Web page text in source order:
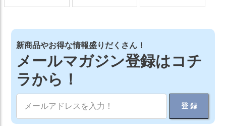
新商品やお得な情報盛りだくさん！
メールマガジン登録はコチ
ラから！